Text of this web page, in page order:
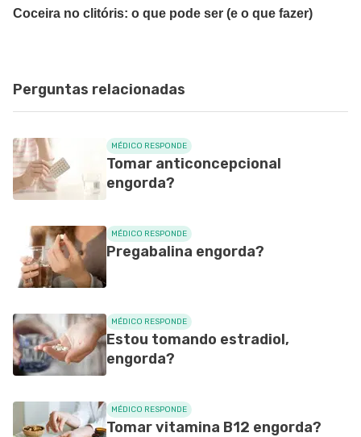
Perguntas relacionadas
MÉDICO RESPONDE
Tomar anticoncepcional
engorda?
MÉDICO RESPONDE
Pregabalina engorda?
MÉDICO RESPONDE
Estou tomando estradiol,
engorda?
MÉDICO RESPONDE
Tomar vitamina B12 engorda?